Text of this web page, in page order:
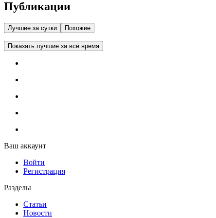
Публикации
Лучшие за сутки Похожие
Показать лучшие за всё время
Ваш аккаунт
Войти
Регистрация
Разделы
Статьи
Новости